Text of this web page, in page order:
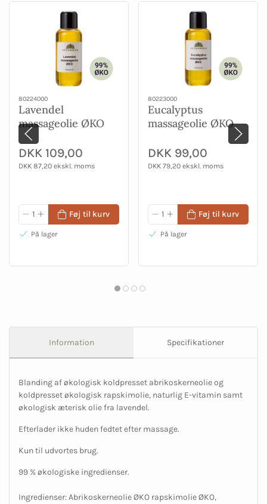
80224000
Lavendel
massageolie ØKO
100 ml
DKK 109,00
DKK 87,20 ekskl. moms
Føj til kurv
På lager
80223000
Eucalyptus
massageolie ØKO
DKK 99,00
DKK 79,20 ekskl. moms
Føj til kurv
På lager
Information Specifikationer
Blanding af økologisk koldpresset abrikoskerneolie og
koldpresset økologisk rapskimolie, naturlig E-vitamin samt
økologisk æterisk olie fra lavendel.
Efterlader ikke huden fedtet efter massage.
Kun til udvortes brug.
99 % økologiske ingredienser.
Ingredienser: Abrikoskerneolie ØKO rapskimolie ØKO,